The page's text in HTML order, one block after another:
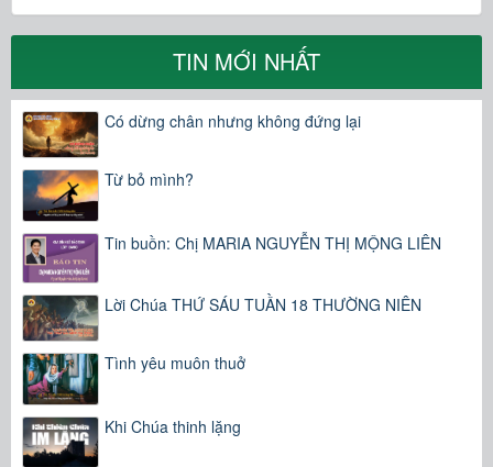
TIN MỚI NHẤT
Có dừng chân nhưng không đứng lại
Từ bỏ mình?
Tin buồn: Chị MARIA NGUYỄN THỊ MỘNG LIÊN
Lời Chúa THỨ SÁU TUẦN 18 THƯỜNG NIÊN
Tình yêu muôn thuở
Khi Chúa thinh lặng